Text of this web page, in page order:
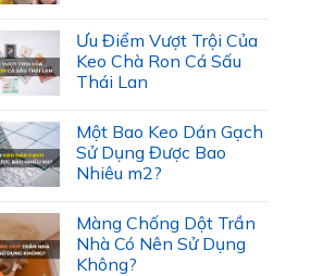
Ưu Điểm Vượt Trội Của
Keo Chà Ron Cá Sấu
Thái Lan
Một Bao Keo Dán Gạch
Sử Dụng Được Bao
Nhiêu m2?
Màng Chống Dột Trần
Nhà Có Nên Sử Dụng
Không?